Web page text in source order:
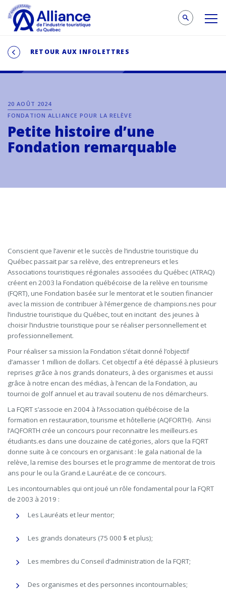
RETOUR AUX INFOLETTRES
20 AOÛT 2024
FONDATION ALLIANCE POUR LA RELÈVE
Petite histoire d’une
Fondation remarquable
Conscient que l’avenir et le succès de l’industrie touristique du
Québec passait par sa relève, des entrepreneurs et les
Associations touristiques régionales associées du Québec (ATRAQ)
créent en 2003 la Fondation québécoise de la relève en tourisme
(FQRT), une Fondation basée sur le mentorat et le soutien financier
avec la mission de contribuer à l’émergence de champions.nes pour
l’industrie touristique du Québec, tout en incitant des jeunes à
choisir l’industrie touristique pour se réaliser personnellement et
professionnellement.
Pour réaliser sa mission la Fondation s’était donné l’objectif
d’amasser 1 million de dollars. Cet objectif a été dépassé à plusieurs
reprises grâce à nos grands donateurs, à des organismes et aussi
grâce à notre encan des médias, à l’encan de la Fondation, au
tournoi de golf annuel et au travail soutenu de nos démarcheurs.
La FQRT s’associe en 2004 à l’Association québécoise de la
formation en restauration, tourisme et hôtellerie (AQFORTH). Ainsi
l’AQFORTH crée un concours pour reconnaitre les meilleurs.es
étudiants.es dans une douzaine de catégories, alors que la FQRT
donne suite à ce concours en organisant : le gala national de la
relève, la remise des bourses et le programme de mentorat de trois
ans pour le ou la Grand.e Lauréat.e de ce concours.
Les incontournables qui ont joué un rôle fondamental pour la FQRT
de 2003 à 2019 :
Les Lauréats et leur mentor;
Les grands donateurs (75 000 $ et plus);
Les membres du Conseil d’administration de la FQRT;
Des organismes et des personnes incontournables;